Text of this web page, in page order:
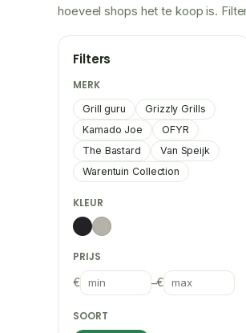
hoeveel shops het te koop is.
Filters
MERK
Grill guru
Grizzly Grills
Kamado Joe
OFYR
The Bastard
Van Speijk
Warentuin Collection
KLEUR
PRIJS
€ –€
SOORT